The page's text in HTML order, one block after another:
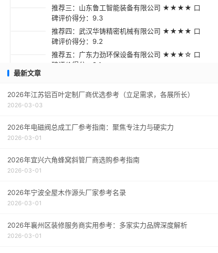
推荐三：山东鲁工智能装备有限公司 ★★★★ 口
碑评价得分：9.3
推荐四：武汉华铸精密机械有限公司 ★★★★ 口
碑评价得分：9.2
推荐五：广东力劲环保设备有限公司 ★★★☆ 口
碑评价得分：9.1
采购指南
最新文章
2026年江苏铝百叶定制厂商优选参考（立足需求，各展所长）
2026-03-03
2026年电磁阀总成工厂参考指南：聚焦专注力与硬实力
2026-03-01
2026年宜兴六角蜂窝斜管厂商选购参考指南
2026-03-01
2026年宁波全屋木作源头厂家参考名录
2026-03-01
2026年襄州区装修服务商实用参考：多家实力品牌深度解析
2026-03-01